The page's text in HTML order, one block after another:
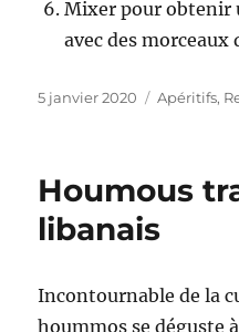
Mixer pour obtenir
avec des
Publié
5 janvier 2020 Catégories
Apéritifs,
Houmous
libanais
Incontournable de la
hoummos se déguste